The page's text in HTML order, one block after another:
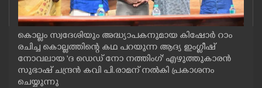
CINEMA
കൊല്ലം സ്വദേശിയും അദ്ധ്യാപകനുമായ കിഷോർ റാം
രചിച്ച കൊല്ലത്തിന്റെ കഥ പറയുന്ന ആദ്യ ഇംഗ്ളീഷ്
നോവലായ 'ദ ഡെഡ് നോ നത്തിംഗ്' എഴുത്തുകാരൻ
സുഭാഷ് ചന്ദ്രൻ കവി പി.രാമന് നൽകി പ്രകാശനം
ചെയ്യുന്നു